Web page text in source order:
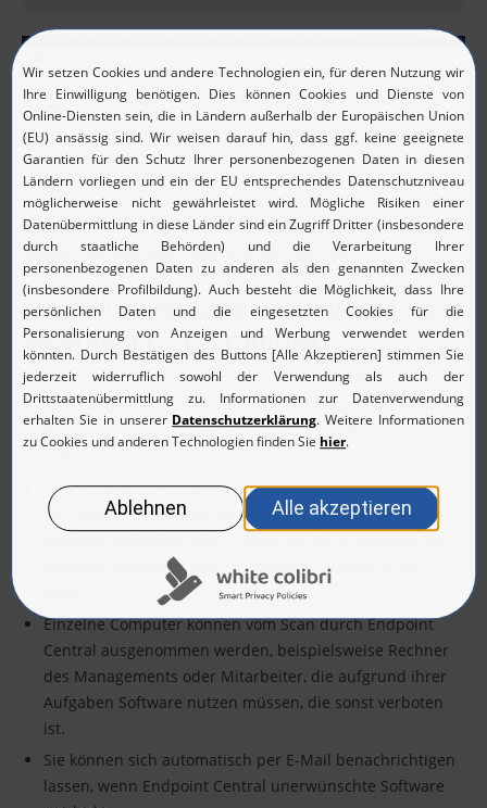
Mit Endpoint Central können Sie unzulässige bzw. verbotene
Software-Installationen aufspüren und entfernen.
Einstellungen für die Fahndung nach
verbotenen Programmen
Sie legen eine Blacklist mit den unerwünschten
Programmen an. Dies kann auch auf Basis eines Scans
der tatsächlich installierten Software im Netzwerk
Legen Sie fest, welche Aktionen Endpoint Central
durchführen soll, wenn eine auf der Blacklist stehende
Software beispielsweise automatisch deinstallieren
Einzelne Computer können vom Scan durch Endpoint
Central ausgenommen werden, beispielsweise Rechner
des Managements oder Mitarbeiter, die aufgrund ihrer
Aufgaben Software nutzen müssen, die sonst verboten
ist.
Sie können sich automatisch per E-Mail benachrichtigen
lassen, wenn Endpoint Central unerwünschte Software